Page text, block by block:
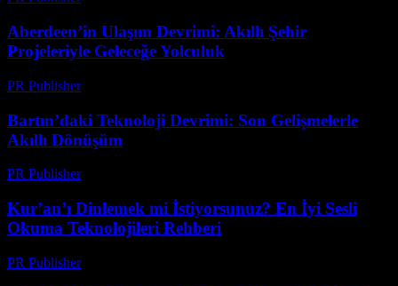
Aberdeen’in Ulaşım Devrimi: Akıllı Şehir
Projeleriyle Geleceğe Yolculuk
PR Publisher-
Bartın’daki Teknoloji Devrimi: Son Gelişmelerle
Akıllı Dönüşüm
PR Publisher-
Kur’an’ı Dinlemek mi İstiyorsunuz? En İyi Sesli
Okuma Teknolojileri Rehberi
PR Publisher-